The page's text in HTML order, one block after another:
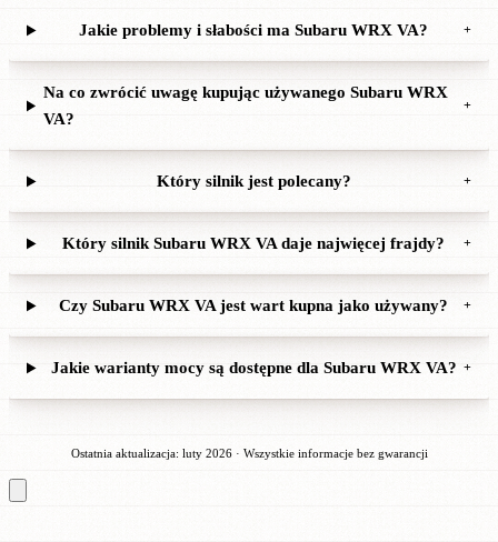
Jakie problemy i słabości ma Subaru WRX VA? +
Na co zwrócić uwagę kupując używanego Subaru WRX
VA?
+
Który silnik jest polecany? +
Który silnik Subaru WRX VA daje najwięcej frajdy? +
Czy Subaru WRX VA jest wart kupna jako używany? +
Jakie warianty mocy są dostępne dla Subaru WRX VA? +
Ostatnia aktualizacja: luty 2026 · Wszystkie informacje bez gwarancji